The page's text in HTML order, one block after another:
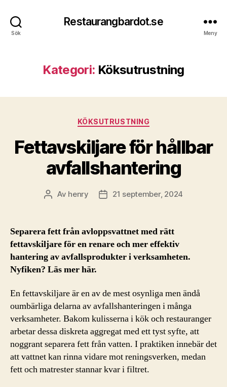
Sök
Restaurangbardot.se
Meny
Kategori: Köksutrustning
Kategorier
KÖKSUTRUSTNING
Fettavskiljare för hållbar
avfallshantering
Inläggsförfattare
Av henry Inläggsdatum
21 september, 2024
Separera fett från avloppsvattnet med rätt
fettavskiljare för en renare och mer effektiv
hantering av avfallsprodukter i verksamheten.
Nyfiken? Läs mer här.
En fettavskiljare är en av de mest osynliga men ändå
oumbärliga delarna av avfallshanteringen i många
verksamheter. Bakom kulisserna i kök och restauranger
arbetar dessa diskreta aggregat med ett tyst syfte, att
noggrant separera fett från vatten. I praktiken innebär det
att vattnet kan rinna vidare mot reningsverken, medan
fett och matrester stannar kvar i filtret.